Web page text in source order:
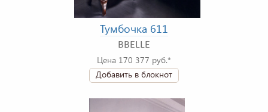
Тумбочка 611
BBELLE
Цена 170 377 руб.*
Добавить в блокнот